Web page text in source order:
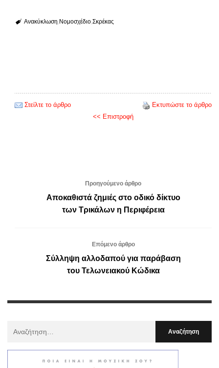
Ανακύκλωση Νομοσχέδιο Σκρέκας
Στείλτε το άρθρο
Εκτυπώστε το άρθρο
<< Επιστροφή
Προηγούμενο άρθρο
Αποκαθιστά ζημιές στο οδικό δίκτυο
των Τρικάλων η Περιφέρεια
Επόμενο άρθρο
Σύλληψη αλλοδαπού για παράβαση
του Τελωνειακού Κώδικα
: